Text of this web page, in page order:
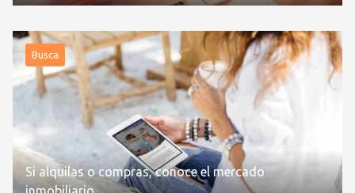
Busca
Si alquilas o compras, conoce el mercado